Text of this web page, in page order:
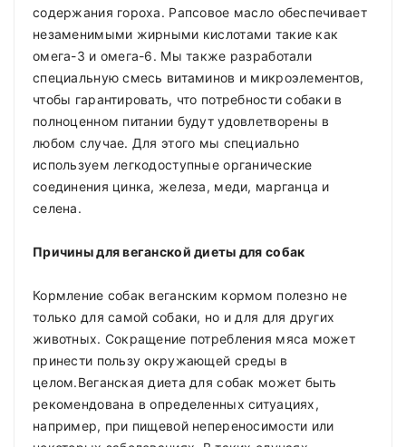
содержания гороха. Рапсовое масло обеспечивает
незаменимыми жирными кислотами такие как
омега-3 и омега-6. Мы также разработали
специальную смесь витаминов и микроэлементов,
чтобы гарантировать, что потребности собаки в
полноценном питании будут удовлетворены в
любом случае. Для этого мы специально
используем легкодоступные органические
соединения цинка, железа, меди, марганца и
селена.
Причины для веганской диеты для собак
Кормление собак веганским кормом полезно не
только для самой собаки, но и для для других
животных. Сокращение потребления мяса может
принести пользу окружающей среды в
целом.Веганская диета для собак может быть
рекомендована в определенных ситуациях,
например, при пищевой непереносимости или